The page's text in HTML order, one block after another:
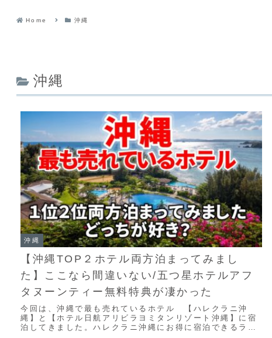
Home 沖縄
沖縄
沖縄
【沖縄TOP２ホテル両方泊まってみまし
た】ここなら間違いない/五つ星ホテルアフ
タヌーンティー無料特典が凄かった
今回は、沖縄で最も売れているホテル 【ハレクラニ沖
縄】と【ホテル日航アリビラヨミタンリゾート沖縄】に宿
泊してきました。ハレクラニ沖縄にお得に宿泊できるラグ